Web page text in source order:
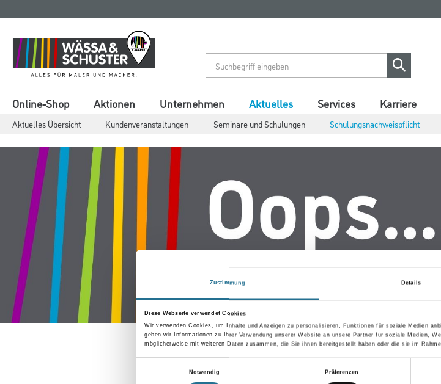
Zustimmung Details
Diese Webseite verwendet Cookies
Wir verwenden Cookies, um Inhalte und Anzeigen zu personalisieren, Funktionen für soziale Medien
geben wir Informationen zu Ihrer Verwendung unserer Website an unsere Partner für soziale Medien,
möglicherweise mit weiteren Daten zusammen, die Sie ihnen bereitgestellt haben oder die sie im
Notwendig
Präferenzen
springen
springen
Online-Shop Aktionen Unternehmen Aktuelles
Aktuelles Übersicht Kundenveranstaltungen Seminare und Schulungen Schulungsnachweispflicht
Services Karriere